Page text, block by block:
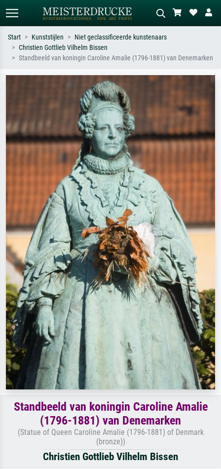
Standaard zoeken AI-beeldzoeker
Monet, Sterrennacht, impressionisme,
weide, abstract met veel rood, donker
olieverfschilderij, staand naakt naast
Start Kunststijlen
Niet geclassificeerde kunstenaars
Christien Gottlieb Vilhelm Bissen
Standbeeld van koningin Caroline Amalie (1796-1881) van Denemarken
Standbeeld van koningin Caroline Amalie
(1796-1881) van Denemarken
(Statue of Queen Caroline Amalie (1796-1881) of Denmark
(bronze))
Christien Gottlieb Vilhelm Bissen